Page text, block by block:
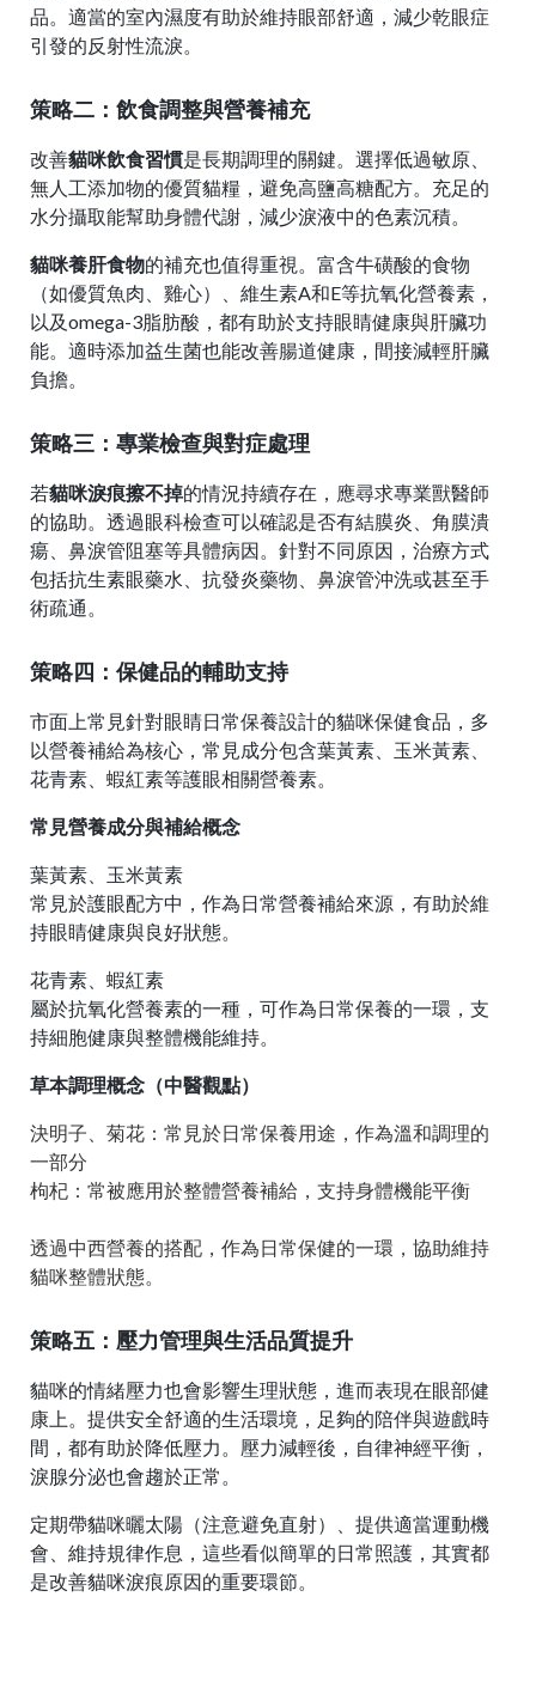
品。適當的室內濕度有助於維持眼部舒適，減少乾眼症
引發的反射性流淚。
策略二：飲食調整與營養補充
改善貓咪飲食習慣是長期調理的關鍵。選擇低過敏原、
無人工添加物的優質貓糧，避免高鹽高糖配方。充足的
水分攝取能幫助身體代謝，減少淚液中的色素沉積。
貓咪養肝食物的補充也值得重視。富含牛磺酸的食物
（如優質魚肉、雞心）、維生素A和E等抗氧化營養素，
以及omega-3脂肪酸，都有助於支持眼睛健康與肝臟功
能。適時添加益生菌也能改善腸道健康，間接減輕肝臟
負擔。
策略三：專業檢查與對症處理
若貓咪淚痕擦不掉的情況持續存在，應尋求專業獸醫師
的協助。透過眼科檢查可以確認是否有結膜炎、角膜潰
瘍、鼻淚管阻塞等具體病因。針對不同原因，治療方式
包括抗生素眼藥水、抗發炎藥物、鼻淚管沖洗或甚至手
術疏通。
策略四：保健品的輔助支持
市面上常見針對眼睛日常保養設計的貓咪保健食品，多
以營養補給為核心，常見成分包含葉黃素、玉米黃素、
花青素、蝦紅素等護眼相關營養素。
常見營養成分與補給概念
葉黃素、玉米黃素
常見於護眼配方中，作為日常營養補給來源，有助於維
持眼睛健康與良好狀態。
花青素、蝦紅素
屬於抗氧化營養素的一種，可作為日常保養的一環，支
持細胞健康與整體機能維持。
草本調理概念（中醫觀點）
決明子、菊花：常見於日常保養用途，作為溫和調理的
一部分
枸杞：常被應用於整體營養補給，支持身體機能平衡
透過中西營養的搭配，作為日常保健的一環，協助維持
貓咪整體狀態。
策略五：壓力管理與生活品質提升
貓咪的情緒壓力也會影響生理狀態，進而表現在眼部健
康上。提供安全舒適的生活環境，足夠的陪伴與遊戲時
間，都有助於降低壓力。壓力減輕後，自律神經平衡，
淚腺分泌也會趨於正常。
定期帶貓咪曬太陽（注意避免直射）、提供適當運動機
會、維持規律作息，這些看似簡單的日常照護，其實都
是改善貓咪淚痕原因的重要環節。